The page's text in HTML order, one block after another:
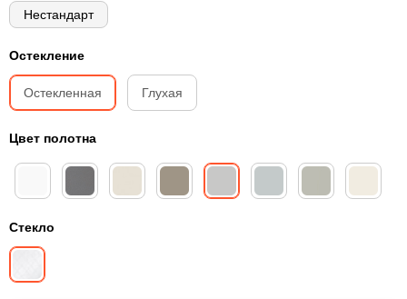
Нестандарт
Остекление
Остекленная Глухая
Цвет полотна
Стекло